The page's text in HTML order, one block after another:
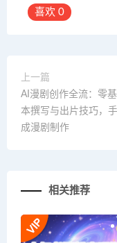
喜欢 0
上一篇
AI漫剧创作全流：零
本撰写与出片技巧，
成漫剧制作
相关推荐